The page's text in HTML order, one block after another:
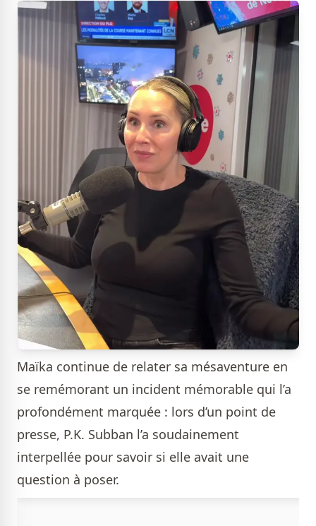
Maïka continue de relater sa mésaventure en
se remémorant un incident mémorable qui l’a
profondément marquée : lors d’un point de
presse, P.K. Subban l’a soudainement
interpellée pour savoir si elle avait une
question à poser.